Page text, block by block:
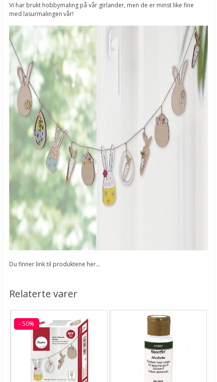
Vi har brukt hobbymaling på vår girlander, men de er minst like fine
med lasurmalingen vår!
Du finner link til produktene her...
Relaterte varer
- 50%